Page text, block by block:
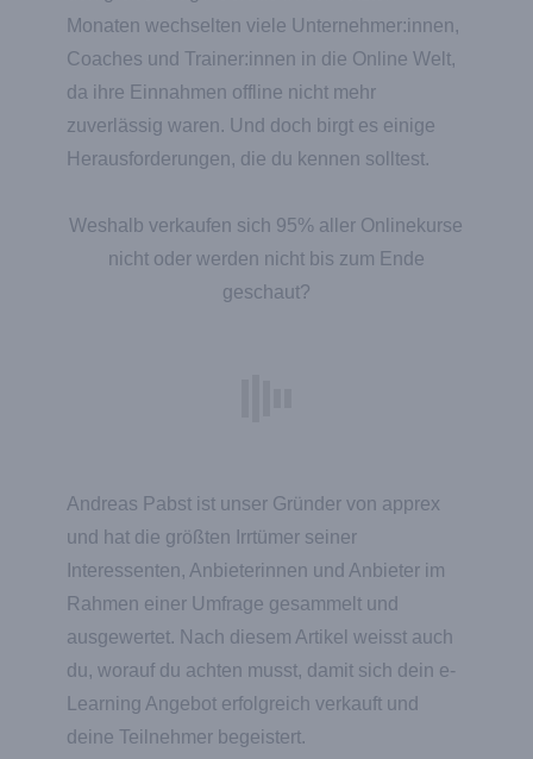
Monaten wechselten viele Unternehmer:innen,
Coaches und Trainer:innen in die Online Welt,
da ihre Einnahmen offline nicht mehr
zuverlässig waren. Und doch birgt es einige
Herausforderungen, die du kennen solltest.
Weshalb verkaufen sich 95% aller Onlinekurse
nicht oder werden nicht bis zum Ende
geschaut?
Andreas Pabst ist unser Gründer von apprex
und hat die größten Irrtümer seiner
Interessenten, Anbieterinnen und Anbieter im
Rahmen einer Umfrage gesammelt und
ausgewertet. Nach diesem Artikel weisst auch
du, worauf du achten musst, damit sich dein e-
Learning Angebot erfolgreich verkauft und
deine Teilnehmer begeistert.